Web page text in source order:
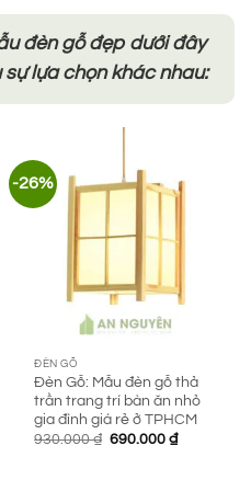
đèn gỗ đẹp dưới đây
lựa chọn khác nhau:
-26%
ĐÈN GỖ
Đèn Gỗ: Mẫu đèn gỗ thả
trần trang trí bàn ăn nhỏ
gia đình giá rẻ ở TPHCM
930.000₫ Giá
690.000₫Giá